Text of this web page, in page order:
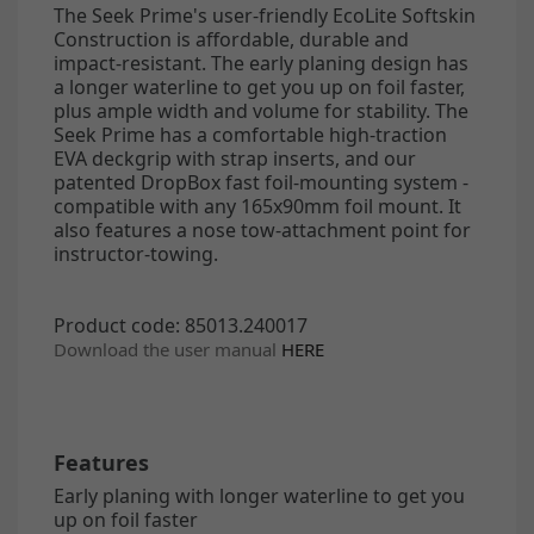
The Seek Prime's user-friendly EcoLite Softskin
Construction is affordable, durable and
impact-resistant. The early planing design has
a longer waterline to get you up on foil faster,
plus ample width and volume for stability. The
Seek Prime has a comfortable high-traction
EVA deckgrip with strap inserts, and our
patented DropBox fast foil-mounting system -
compatible with any 165x90mm foil mount. It
also features a nose tow-attachment point for
instructor-towing.
Product code: 85013.240017
Download the user manual HERE
Features
Early planing with longer waterline to get you
up on foil faster